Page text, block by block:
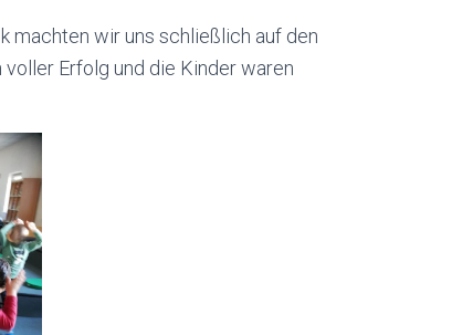
machten wir uns schließlich auf den
Erfolg und die Kinder waren